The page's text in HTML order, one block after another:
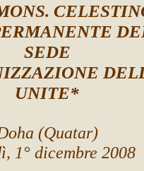
SEDE
UNITE*
(Quatar)
1° dicembre 2008